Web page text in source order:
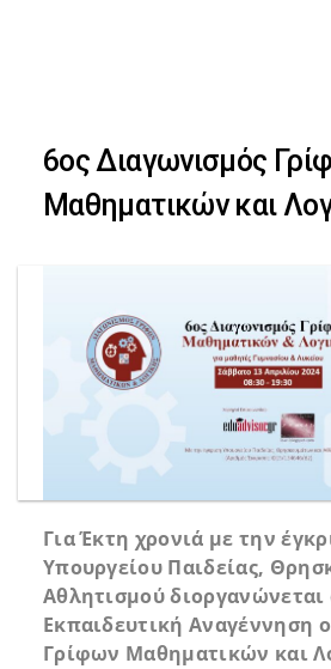
navigation
to
6ος Διαγωνισμός
Μαθηματικών και
Για Έκτη χρονιά με την
Υπουργείου Παιδείας,
Αθλητισμού
Εκπαιδευτική Αναγέννηση
Γρίφων Μαθηματικών και